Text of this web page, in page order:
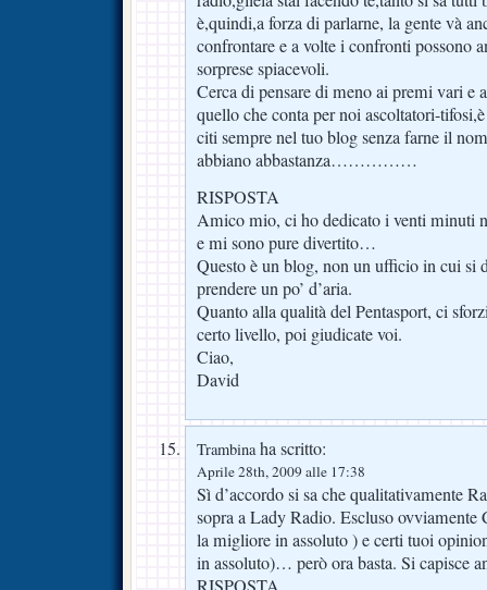
è,quindi,a forza di parlarne, la gente và
confrontare e a volte i confronti possono
sorprese spiacevoli.
Cerca di pensare di meno ai premi vari e
quello che conta per noi ascoltatori-
citi sempre nel tuo blog senza farne il
abbiano abbastanza……………
RISPOSTA
Amico mio, ci ho dedicato i venti minuti
e mi sono pure divertito…
Questo è un blog, non un ufficio in cui si
prendere un po’ d’aria.
Quanto alla qualità del Pentasport, ci
certo livello, poi giudicate voi.
Ciao,
David
Trambinaha scritto:
Aprile 28th, 2009 alle 17:38
Sì d’accordo si sa che qualitativamente
sopra a Lady Radio. Escluso ovviamente
la migliore in assoluto ) e certi tuoi
in assoluto)… però ora basta. Si capisce